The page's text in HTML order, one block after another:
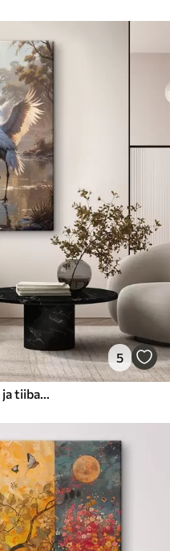
5
Kaks suurt halli, pikkade kaelade ja tiibadega kraanat, mis seisavad puudest ümbritsetud udujärves